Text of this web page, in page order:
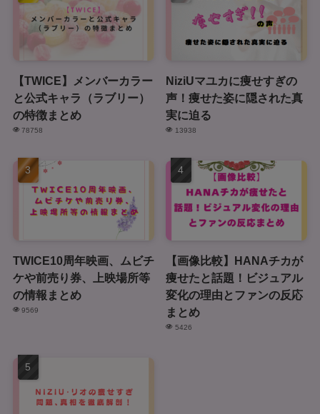
【TWICE】メンバーカラー
と公式キャラ（ラブリー）
の特徴まとめ
78758
NiziUマユカに痩せすぎの
声！痩せた姿に隠された真
実に迫る
13938
TWICE10周年映画、ムビチ
ケや前売り券、上映場所等
の情報まとめ
9569
【画像比較】HANAチカが
痩せたと話題！ビジュアル
変化の理由とファンの反応
まとめ
5426